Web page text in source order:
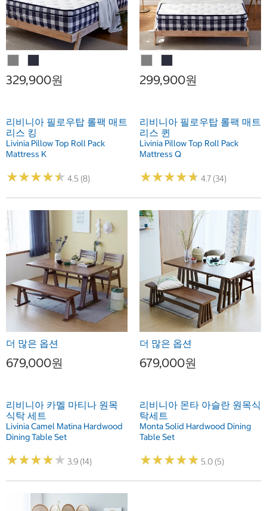
329,900원
리비니아 필로우탑 롤팩 매트
리스 킹
Livinia Pillow Top Roll Pack
Mattress K
★★★★★
★★★★★ 4.5 (8)
299,900원
리비니아 필로우탑 롤팩 매트
리스 퀸
Livinia Pillow Top Roll Pack
Mattress Q
★★★★★
★★★★★ 4.7 (34)
더 많은 옵션
679,000원
리비니아 카멜 마티나 원목
식탁 세트
Livinia Camel Matina Hardwood
Dining Table Set
★★★★★
★★★★★ 3.9 (14)
더 많은 옵션
679,000원
리비니아 몬타 아슬란 원목식
탁세트
Monta Solid Hardwood Dining
Table Set
★★★★★
★★★★★ 5.0 (5)